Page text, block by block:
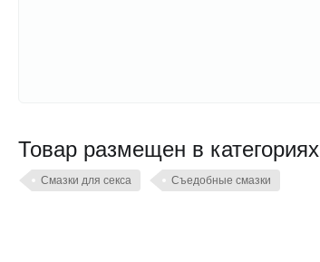
Товар размещен в категориях
Смазки для секса Съедобные смазки